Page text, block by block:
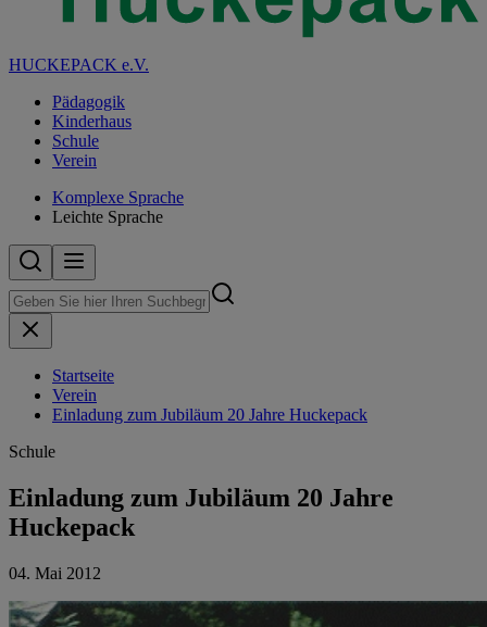
HUCKEPACK e.V.
Pädagogik
Kinderhaus
Schule
Verein
Komplexe Sprache
Leichte Sprache
Startseite
Verein
Einladung zum Jubiläum 20 Jahre Huckepack
Schule
Einladung zum Jubiläum 20 Jahre
Huckepack
04. Mai 2012